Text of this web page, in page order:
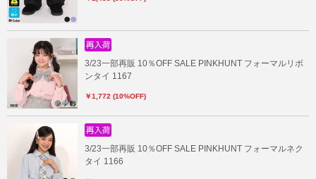
3/23一部再販 10％OFF SALE PINKHUNT フォーマルリボ
ンタイ 1167
￥1,772 (10%OFF)
3/23一部再販 10％OFF SALE PINKHUNT フォーマルネク
タイ 1166